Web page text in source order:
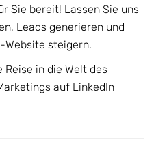
Sie bereit! Lassen Sie uns
Leads generieren und
Website steigern.
Reise in die Welt des
auf LinkedIn